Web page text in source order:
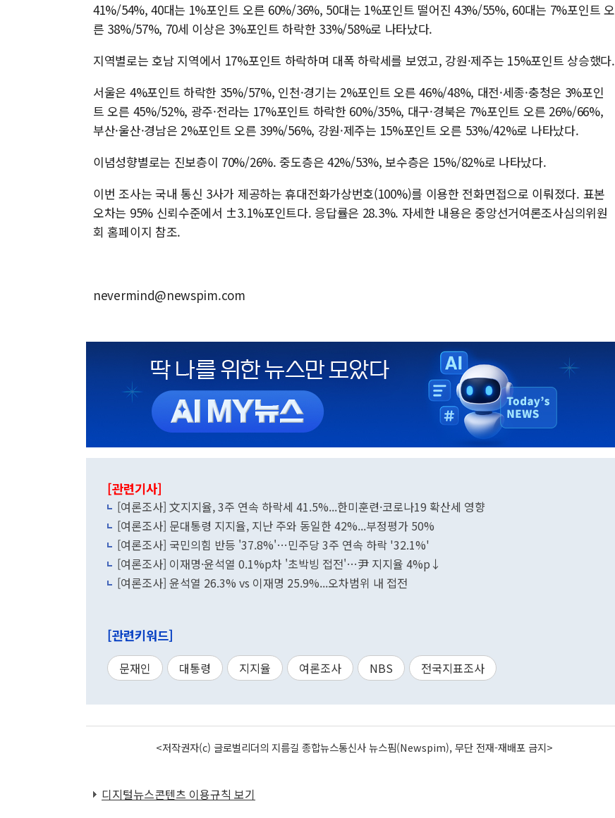
41%/54%, 40대는 1%포인트 오른 60%/36%, 50대는 1%포인트 떨어진 43%/55%, 60대는 7%포인트 오
른 38%/57%, 70세 이상은 3%포인트 하락한 33%/58%로 나타났다.
지역별로는 호남 지역에서 17%포인트 하락하며 대폭 하락세를 보였고, 강원·제주는 15%포인트 상승했다.
서울은 4%포인트 하락한 35%/57%, 인천·경기는 2%포인트 오른 46%/48%, 대전·세종·충청은 3%포인
트 오른 45%/52%, 광주·전라는 17%포인트 하락한 60%/35%, 대구·경북은 7%포인트 오른 26%/66%,
부산·울산·경남은 2%포인트 오른 39%/56%, 강원·제주는 15%포인트 오른 53%/42%로 나타났다.
이념성향별로는 진보층이 70%/26%. 중도층은 42%/53%, 보수층은 15%/82%로 나타났다.
이번 조사는 국내 통신 3사가 제공하는 휴대전화가상번호(100%)를 이용한 전화면접으로 이뤄졌다. 표본
오차는 95% 신뢰수준에서 ±3.1%포인트다. 응답률은 28.3%. 자세한 내용은 중앙선거여론조사심의위원
회 홈페이지 참조.
nevermind@newspim.com
[관련기사]
[여론조사] 文지지율, 3주 연속 하락세 41.5%...한미훈련·코로나19 확산세 영향
[여론조사] 문대통령 지지율, 지난 주와 동일한 42%...부정평가 50%
[여론조사] 국민의힘 반등 '37.8%'…민주당 3주 연속 하락 '32.1%'
[여론조사] 이재명·윤석열 0.1%p차 '초박빙 접전'…尹 지지율 4%p↓
[여론조사] 윤석열 26.3% vs 이재명 25.9%...오차범위 내 접전
[관련키워드]
문재인 대통령 지지율 여론조사 NBS 전국지표조사
<저작권자(c) 글로벌리더의 지름길 종합뉴스통신사 뉴스핌(Newspim), 무단 전재-재배포 금지>
디지털뉴스콘텐츠 이용규칙 보기